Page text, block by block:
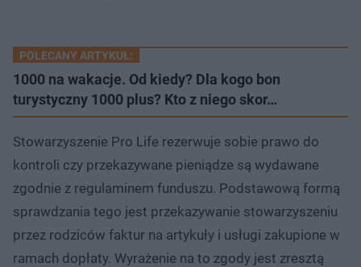
POLECANY ARTYKUŁ:
1000 na wakacje. Od kiedy? Dla kogo bon
turystyczny 1000 plus? Kto z niego skor…
Stowarzyszenie Pro Life rezerwuje sobie prawo do
kontroli czy przekazywane pieniądze są wydawane
zgodnie z regulaminem funduszu. Podstawową formą
sprawdzania tego jest przekazywanie stowarzyszeniu
przez rodziców faktur na artykuły i usługi zakupione w
ramach dopłaty. Wyrażenie na to zgody jest zresztą